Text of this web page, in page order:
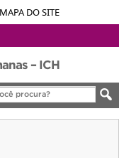
MAPA DO SITE
– ICH